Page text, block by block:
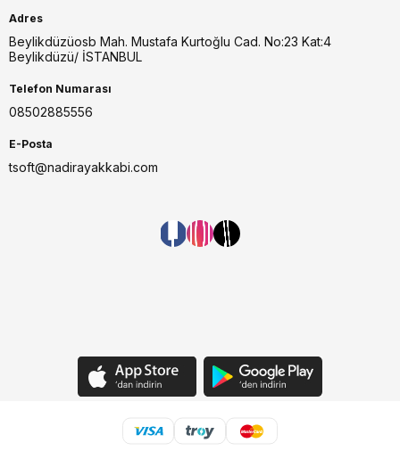
Adres
Beylikdüzüosb Mah. Mustafa Kurtoğlu Cad. No:23 Kat:4
Beylikdüzü/ İSTANBUL
Telefon Numarası
08502885556
E-Posta
tsoft@nadirayakkabi.com